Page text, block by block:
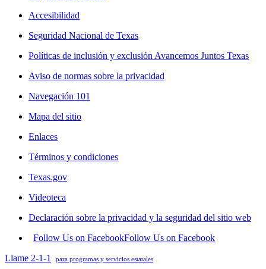
Accesibilidad
Seguridad Nacional de Texas
Políticas de inclusión y exclusión Avancemos Juntos Texas
Aviso de normas sobre la privacidad
Navegación 101
Mapa del sitio
Enlaces
Términos y condiciones
Texas.gov
Videoteca
Declaración sobre la privacidad y la seguridad del sitio web
Follow Us on FacebookFollow Us on Facebook
Llame 2-1-1
para programas y servicios estatales